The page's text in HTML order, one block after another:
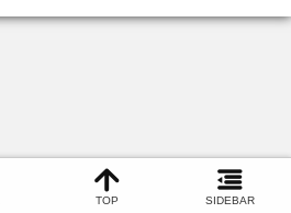
TOP SIDEBAR